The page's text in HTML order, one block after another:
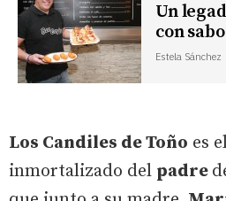
Un
con
Estela Sánchez
Los Candiles de Toño es
inmortalizado del padre